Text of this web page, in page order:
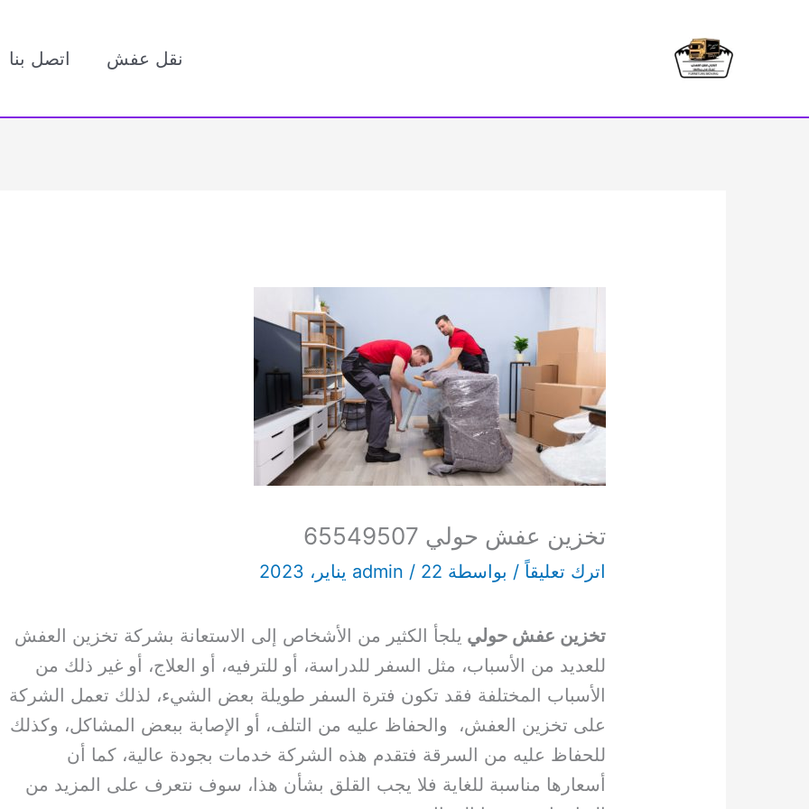
نقل عفش اتصل بنا
تخزين عفش حولي 65549507
اترك تعليقاً / بواسطة admin / 22 يناير، 2023
تخزين عفش حولي يلجأ الكثير من الأشخاص إلى الاستعانة بشركة تخزين العفش
للعديد من الأسباب، مثل السفر للدراسة، أو للترفيه، أو العلاج، أو غير ذلك من
الأسباب المختلفة فقد تكون فترة السفر طويلة بعض الشيء، لذلك تعمل الشركة
على تخزين العفش، والحفاظ عليه من التلف، أو الإصابة ببعض المشاكل، وكذلك
للحفاظ عليه من السرقة فتقدم هذه الشركة خدمات بجودة عالية، كما أن
أسعارها مناسبة للغاية فلا يجب القلق بشأن هذا، سوف نتعرف على المزيد من